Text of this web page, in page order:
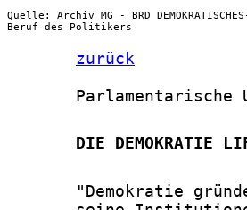
Quelle: Archiv MG - BRD
Beruf des Politikers
zurück
Parlamentarische
DIE DEMOKRATIE